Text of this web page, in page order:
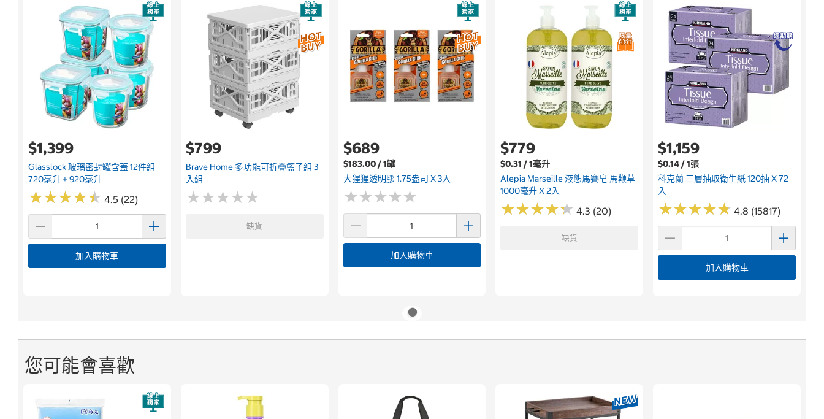
$1,399
Glasslock 玻璃密封罐含蓋 12件組
720毫升 + 920毫升
★★★★★
★★★★★ 4.5 (22)
加入購物車
$799
Brave Home 多功能可折疊籃子組 3
入組
★★★★★
★★★★★
缺貨
$689
$183.00 / 1罐
大猩猩透明膠 1.75盎司 X 3入
★★★★★
★★★★★
加入購物車
$779
$0.31 / 1毫升
Alepia Marseille 液態馬賽皂 馬鞭草
1000毫升 X 2入
★★★★★
★★★★★ 4.3 (20)
缺貨
$1,159
$0.14 / 1張
科克蘭 三層抽取衛生紙 120抽 X 72
入
★★★★★
★★★★★ 4.8 (15817)
加入購物車
您可能會喜歡